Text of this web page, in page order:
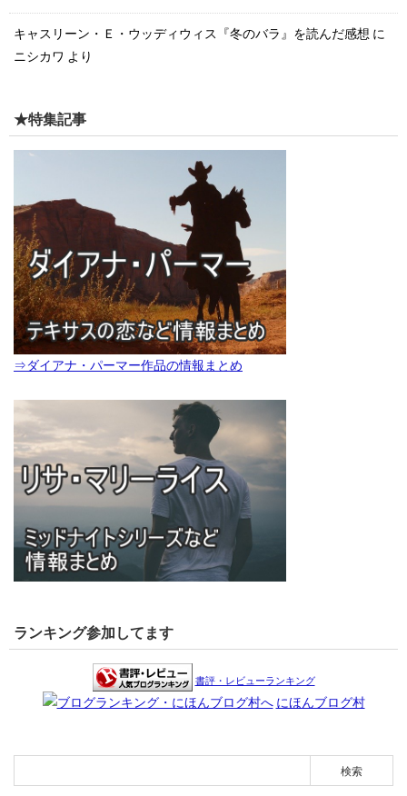
キャスリーン・Ｅ・ウッディウィス『冬のバラ』を読んだ感想 に
ニシカワ より
★特集記事
⇒ダイアナ・パーマー作品の情報まとめ
ランキング参加してます
書評・レビューランキング
にほんブログ村